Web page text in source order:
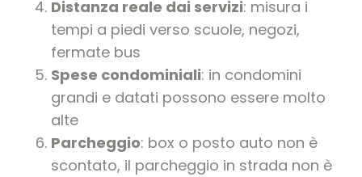
Distanza reale dai servizi: misura i
tempi a piedi verso scuole, negozi,
fermate bus
Spese condominiali: in condomini
grandi e datati possono essere molto
alte
Parcheggio: box o posto auto non è
scontato, il parcheggio in strada non è